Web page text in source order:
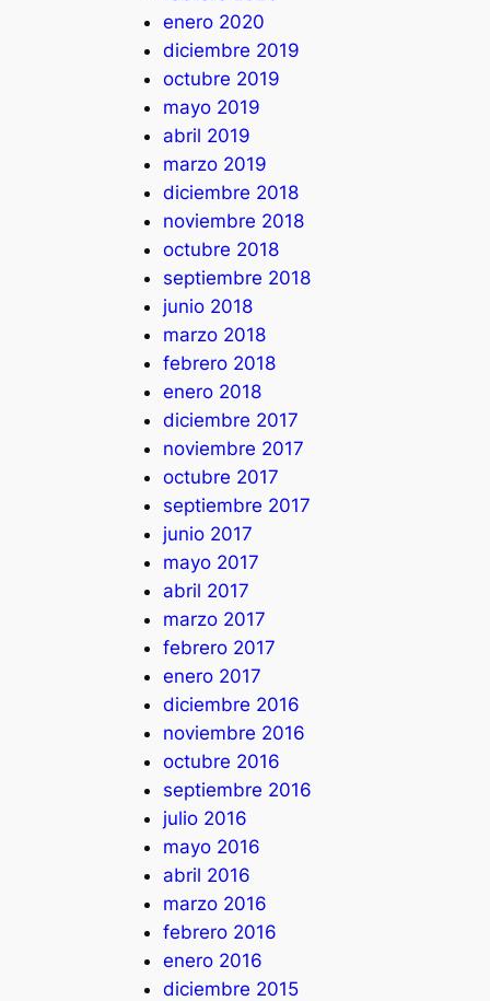
enero 2020
diciembre 2019
octubre 2019
mayo 2019
abril 2019
marzo 2019
diciembre 2018
noviembre 2018
octubre 2018
septiembre 2018
junio 2018
marzo 2018
febrero 2018
enero 2018
diciembre 2017
noviembre 2017
octubre 2017
septiembre 2017
junio 2017
mayo 2017
abril 2017
marzo 2017
febrero 2017
enero 2017
diciembre 2016
noviembre 2016
octubre 2016
septiembre 2016
julio 2016
mayo 2016
abril 2016
marzo 2016
febrero 2016
enero 2016
diciembre 2015